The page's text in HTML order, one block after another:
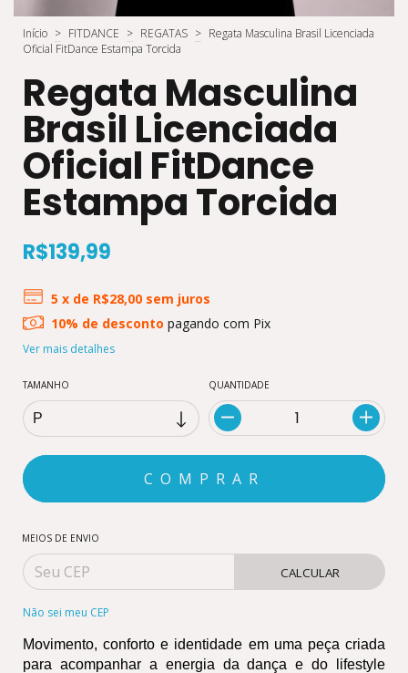
Início > FITDANCE > REGATAS > Regata Masculina Brasil Licenciada
Oficial FitDance Estampa Torcida
Regata Masculina
Brasil Licenciada
Oficial FitDance
Estampa Torcida
R$139,99
5 x de R$28,00 sem juros
10% de desconto pagando com Pix
Ver mais detalhes
TAMANHO QUANTIDADE
MEIOS DE ENVIO
CALCULAR
Não sei meu CEP
Movimento, conforto e identidade em uma peça criada
para acompanhar a energia da dança e do lifestyle